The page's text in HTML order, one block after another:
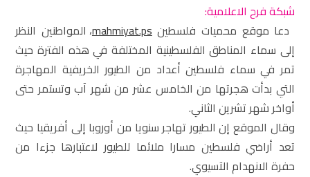
شبكة فرح الاعلامية:
دعا موقع محميات فلسطينmahmiyat.ps، المواطنين النظر
إلى سماء المناطق الفلسطينية المختلفة في هذه الفترة حيث
تمر في سماء فلسطين أعداد من الطيور الخريفية المهاجرة
التي بدأت هجرتها من الخامس عشر من شهر آب وتستمر حتى
أواخر شهر تشرين الثاني.
وقال الموقع إن الطيور تهاجر سنويا من أوروبا إلى أفريقيا حيث
تعد أراضي فلسطين مسارا ملائما للطيور لاعتبارها جزءا من
حفرة الانهدام الآسيوي.